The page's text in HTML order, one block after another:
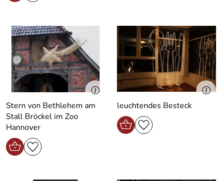
Stern von Bethlehem am
Stall Bröckel im Zoo
Hannover
leuchtendes Besteck